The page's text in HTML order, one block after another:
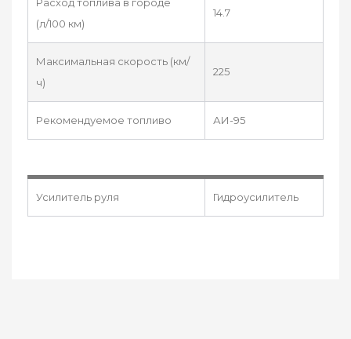
(л/100 км)
14.7
Максимальная скорость (км/
ч)
225
Рекомендуемое топливо АИ-95
Усилитель руля Гидроусилитель